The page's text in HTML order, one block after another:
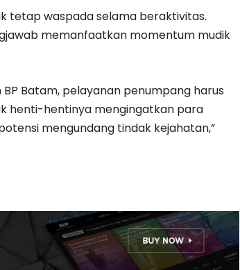
tetap waspada selama beraktivitas.
memanfaatkan momentum mudik
Batam, pelayanan penumpang harus
henti-hentinya mengingatkan para
mengundang tindak kejahatan,”